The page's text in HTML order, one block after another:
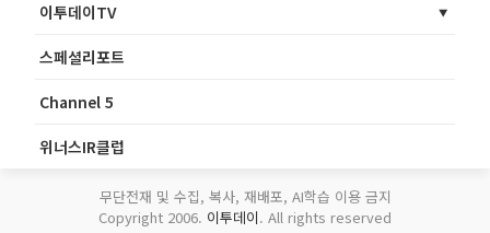
이투데이TV
스페셜리포트
Channel 5
위너스IR클럽
무단전재 및 수집, 복사, 재배포, AI학습 이용 금지
Copyright 2006. 이투데이. All rights reserved